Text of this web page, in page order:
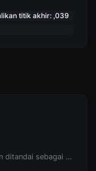
titik akhir: ,039
Periksa apakah URL tersebut dilarang dan ditandai sebagai aman/tidak aman oleh Google.